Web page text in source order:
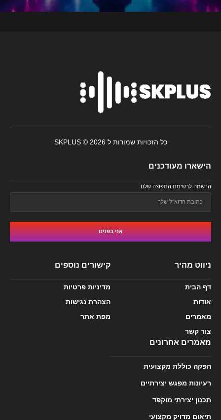
הישארו מעודכנים
הרשמה לרשימת התפוצה שלנו
אני בפנים
ניווט מהיר
דף הבית
אודות
מאמרים
צור קשר
קישורים נוספים
מדיניות פרטיות
הצהרת נגישות
מפת אתר
מאמרים אחרונים
הפקה כוללת מקצועית
רעיונות מפגש יצירתיים
תכנון יצירתי מוקפד
תיאום מדויק מקצועי
כל הזכויות שמורות ל SKPLUS © 2026